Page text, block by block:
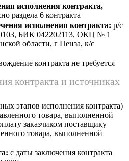
исполнения контракта,
раздела 6 контракта
исполнения контракта: p/c
БИК 042202113, ОКЦ № 1
области, г Пенза, к/c
контракта не требуется
контракта и источниках
этапов исполнения контракта)
товара, выполненной
заказчиком поставщику
товара, выполненной
с даты заключения контракта